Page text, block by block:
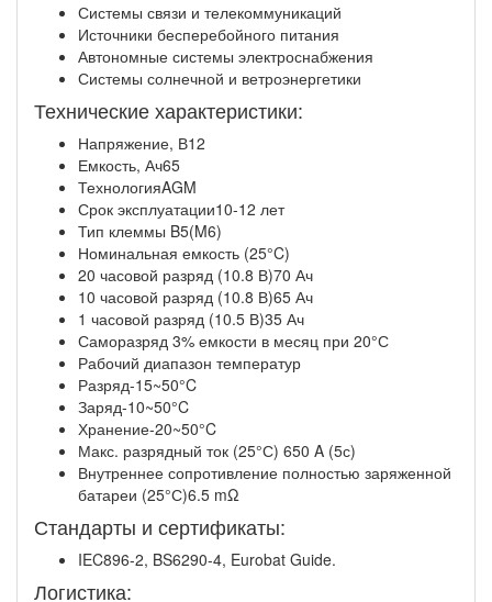
Системы связи и телекоммуникаций
Источники бесперебойного питания
Автономные системы электроснабжения
Системы солнечной и ветроэнергетики
Технические характеристики:
Напряжение, В12
Емкость, Ач65
ТехнологияAGM
Срок эксплуатации10-12 лет
Тип клеммы B5(M6)
Номинальная емкость (25°C)
20 часовой разряд (10.8 В)70 Ач
10 часовой разряд (10.8 В)65 Ач
1 часовой разряд (10.5 В)35 Ач
Саморазряд 3% емкости в месяц при 20°С
Рабочий диапазон температур
Разряд-15~50°C
Заряд-10~50°C
Хранение-20~50°C
Макс. разрядный ток (25°С) 650 A (5с)
Внутреннее сопротивление полностью заряженной
батареи (25°С)6.5 mΩ
Стандарты и сертификаты:
IEC896-2, BS6290-4, Eurobat Guide.
Логистика: